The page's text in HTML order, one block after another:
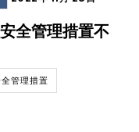
全管理措置不
管理措置